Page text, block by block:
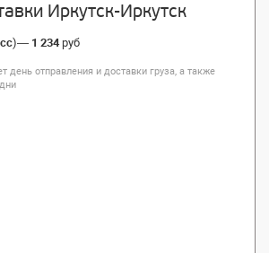
Иркутск-Иркутск
)— 1 234руб
день отправления и доставки груза, а также